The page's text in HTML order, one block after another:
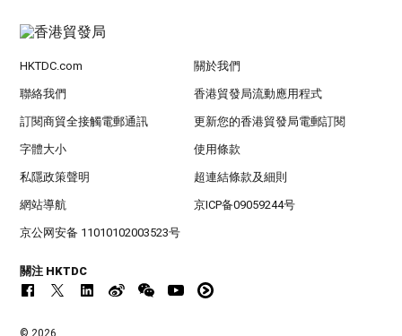
HKTDC.com 關於我們
聯絡我們 香港貿發局流動應用程式
訂閱商貿全接觸電郵通訊 更新您的香港貿發局電郵訂閱
字體大小 使用條款
私隱政策聲明 超連結條款及細則
網站導航 京ICP备09059244号
京公网安备 11010102003523号
關注 HKTDC